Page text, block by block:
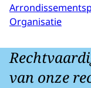
Organisatie
van onze